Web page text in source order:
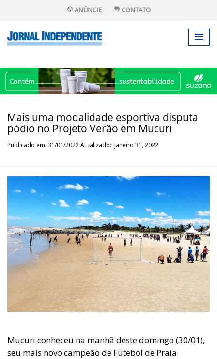
ANÚNCIE CONTATO
Mais uma modalidade esportiva disputa
pódio no Projeto Verão em Mucuri
Publicado em: 31/01/2022 Atualizado:: janeiro 31, 2022
Mucuri conheceu na manhã deste domingo (30/01),
seu mais novo campeão de Futebol de Praia